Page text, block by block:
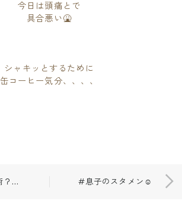
今日は頭痛とで
具合悪い🤮
シャキッとするために
缶コーヒー気分、、、、
#主婦の貯金術？🏅 #息子のスタメン☺️